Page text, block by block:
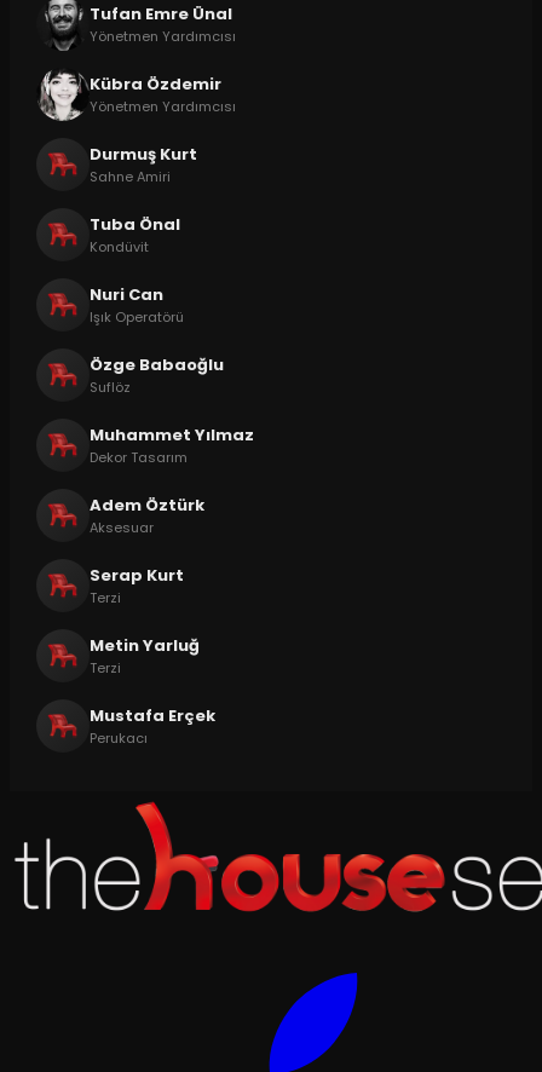
Tufan Emre Ünal
Yönetmen Yardımcısı
Kübra Özdemir
Yönetmen Yardımcısı
Durmuş Kurt
Sahne Amiri
Tuba Önal
Kondüvit
Nuri Can
Işık Operatörü
Özge Babaoğlu
Suflöz
Muhammet Yılmaz
Dekor Tasarım
Adem Öztürk
Aksesuar
Serap Kurt
Terzi
Metin Yarluğ
Terzi
Mustafa Erçek
Perukacı